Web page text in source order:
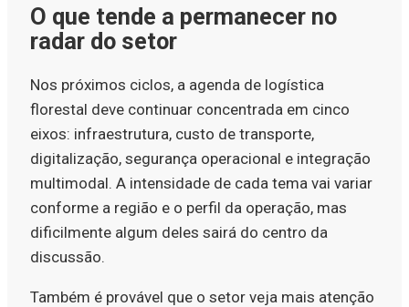
O que tende a permanecer no
radar do setor
Nos próximos ciclos, a agenda de logística
florestal deve continuar concentrada em cinco
eixos: infraestrutura, custo de transporte,
digitalização, segurança operacional e integração
multimodal. A intensidade de cada tema vai variar
conforme a região e o perfil da operação, mas
dificilmente algum deles sairá do centro da
discussão.
Também é provável que o setor veja mais atenção